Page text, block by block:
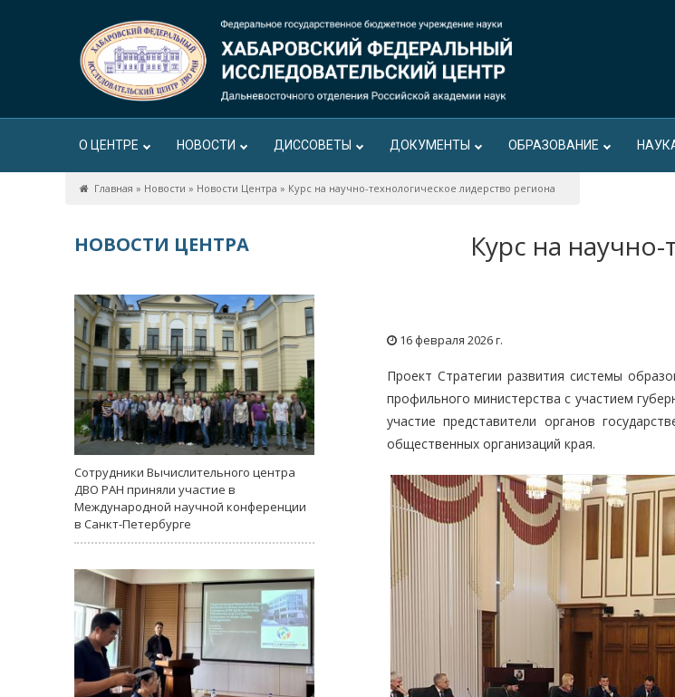
О ЦЕНТРЕ НОВОСТИ ДИССОВЕТЫ ДОКУМЕНТЫ ОБРАЗОВАНИЕ
Главная » Новости » Новости Центра » Курс на научно-технологическое лидерство региона
Курс на
16 февраля 2026 г.
Проект Стратегии развития системы
профильного министерства с участием
участие представители органов
общественных организаций края.
НОВОСТИ ЦЕНТРА
Сотрудники Вычислительного центра
ДВО РАН приняли участие в
Международной научной конференции
в Санкт-Петербурге